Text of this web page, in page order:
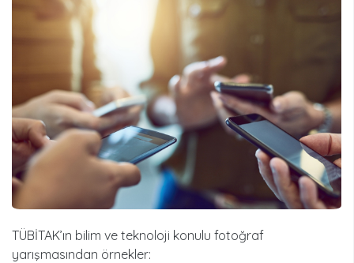
TÜBİTAK’ın bilim ve teknoloji konulu fotoğraf
yarışmasından örnekler: